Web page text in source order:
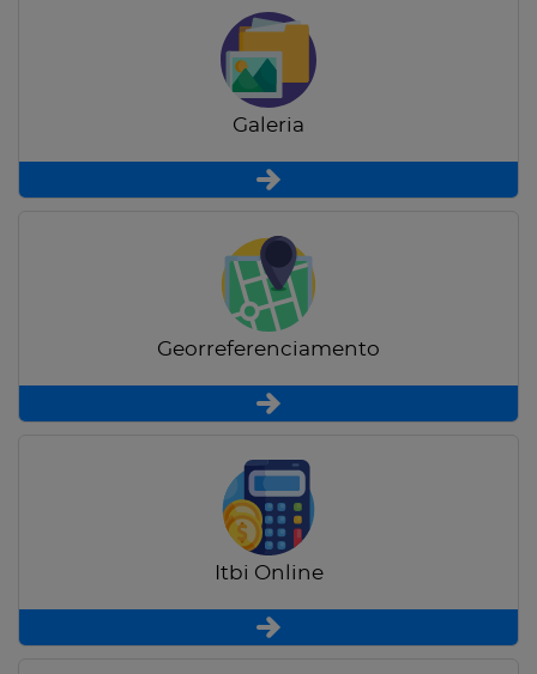
Galeria
Georreferenciamento
Itbi Online